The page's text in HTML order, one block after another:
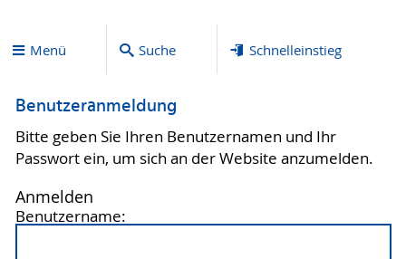
Menü Suche Schnelleinstieg
Benutzeranmeldung
Bitte geben Sie Ihren Benutzernamen und Ihr
Passwort ein, um sich an der Website anzumelden.
Anmelden
Benutzername: